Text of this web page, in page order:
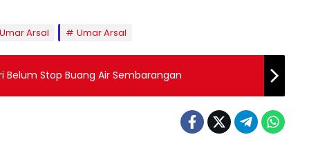
Arsal Umar Arsal
Belum Stop Buang Air Sembarangan